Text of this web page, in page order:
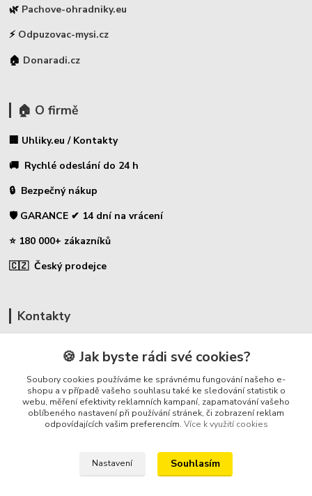
🌿 Pachove-ohradniky.eu
⚡ Odpuzovac-mysi.cz
🏠 Donaradi.cz
🏠 O firmě
🏢 Uhliky.eu / Kontakty
🚚 Rychlé odeslání do 24 h
🔒 Bezpečný nákup
🛡️ GARANCE ✔ 14 dní na vrácení
⭐ 180 000+ zákazníků
🇨🇿 Český prodejce
Kontakty
🛡️ Zákaznická podpora
📞 728 007 997
⏰ Po-Pá - 7:00 - 13:30
info@repulse.cz
🍪 Jak byste rádi své cookies?
Soubory cookies používáme ke správnému fungování našeho e-
shopu a v případě vašeho souhlasu také ke sledování statistik o
webu, měření efektivity reklamních kampaní, zapamatování vašeho
oblíbeného nastavení při používání stránek, či zobrazení reklam
odpovídajících vašim preferencím. Více k využití cookies
Nastavení Souhlasím